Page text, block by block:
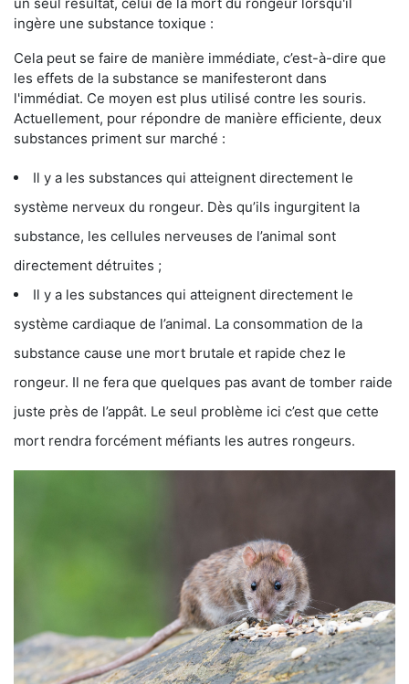
ingère une substance toxique :
Cela peut se faire de manière immédiate, c’est-à-dire que
les effets de la substance se manifesteront dans
l'immédiat. Ce moyen est plus utilisé contre les souris.
Actuellement, pour répondre de manière efficiente, deux
substances priment sur marché :
Il y a les substances qui atteignent directement le
système nerveux du rongeur. Dès qu’ils ingurgitent la
substance, les cellules nerveuses de l’animal sont
directement détruites ;
Il y a les substances qui atteignent directement le
système cardiaque de l’animal. La consommation de la
substance cause une mort brutale et rapide chez le
rongeur. Il ne fera que quelques pas avant de tomber raide
juste près de l’appât. Le seul problème ici c’est que cette
mort rendra forcément méfiants les autres rongeurs.